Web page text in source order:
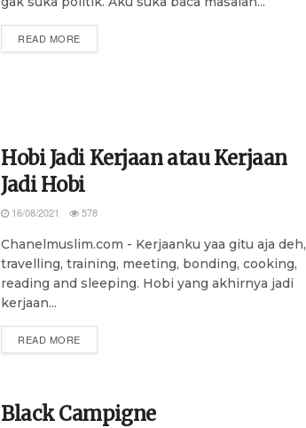
READ MOREDETAILS
Hobi Jadi Kerjaan atau Kerjaan
Jadi Hobi
16/08/2021 578
Chanelmuslim.com - Kerjaanku yaa gitu aja deh,
travelling, training, meeting, bonding, cooking,
reading and sleeping. Hobi yang akhirnya jadi
kerjaan...
READ MOREDETAILS
Black Campigne